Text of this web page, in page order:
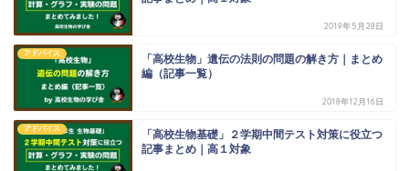
2019年5月28日
アドバイス
「高校生物」遺伝の法則の問題の解き方｜まとめ
編（記事一覧）
2018年12月16日
アドバイス
「高校生物基礎」２学期中間テスト対策に役立つ
記事まとめ｜高１対象